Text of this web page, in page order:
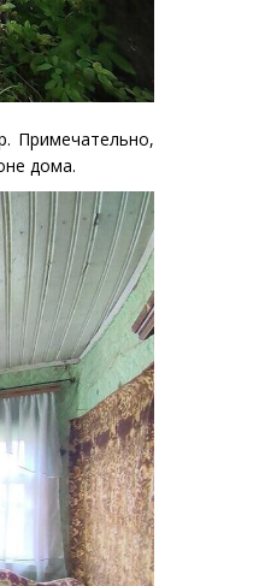
Примечательно,
дома.